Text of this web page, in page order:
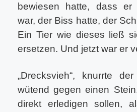
bewiesen hatte, dass er
war, der Biss hatte, der
Ein Tier wie dieses ließ
ersetzen. Und jetzt war er
„Drecksvieh“, knurrte
wütend gegen einen
direkt erledigen sollen,